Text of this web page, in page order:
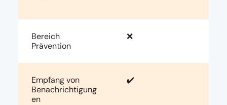
Bereich
Prävention
❌
Empfang von
Benachrichtigung
en
✔️